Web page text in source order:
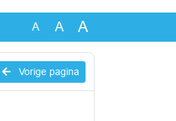
A A A
Vorige pagina